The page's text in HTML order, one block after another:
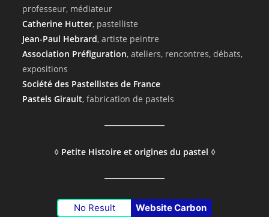
professeur, médiateur
Catherine Hutter, pastelliste
Jean-Paul Hebrard, artiste peintre
Association Préfiguration, ateliers, rencontres, débats,
expositions
Société des Pastellistes de France
Pastels Girault, fabrication de pastels
◊ Petite Histoire et origines du pastel ◊
No Result Website Carbon